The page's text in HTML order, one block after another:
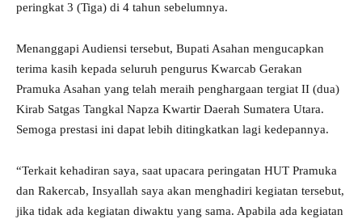
peringkat 3 (Tiga) di 4 tahun sebelumnya.
Menanggapi Audiensi tersebut, Bupati Asahan mengucapkan
terima kasih kepada seluruh pengurus Kwarcab Gerakan
Pramuka Asahan yang telah meraih penghargaan tergiat II (dua)
Kirab Satgas Tangkal Napza Kwartir Daerah Sumatera Utara.
Semoga prestasi ini dapat lebih ditingkatkan lagi kedepannya.
“Terkait kehadiran saya, saat upacara peringatan HUT Pramuka
dan Rakercab, Insyallah saya akan menghadiri kegiatan tersebut,
jika tidak ada kegiatan diwaktu yang sama. Apabila ada kegiatan